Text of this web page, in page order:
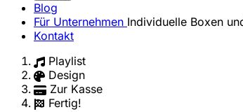
Blog
Für Unternehmen Individuelle Boxen
Kontakt
Playlist
Design
Zur Kasse
Fertig!